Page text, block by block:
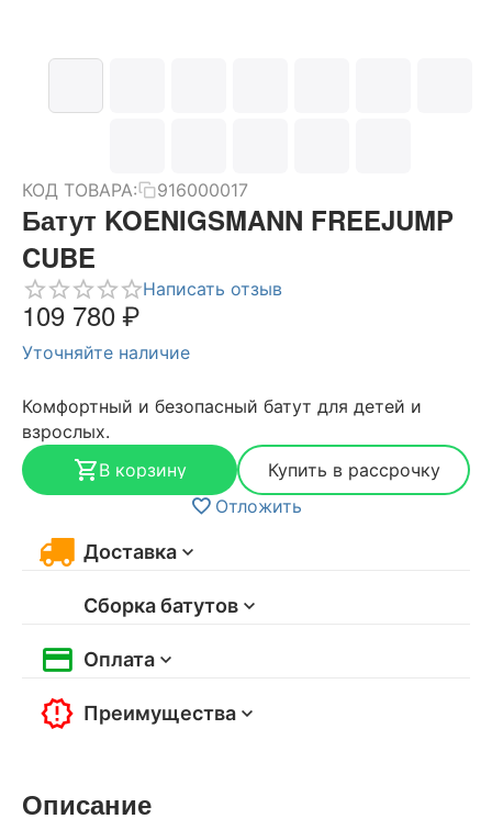
КОД ТОВАРА: 916000017
Батут KOENIGSMANN FREEJUMP
CUBE
Написать отзыв
109 780₽
Уточняйте наличие
Комфортный и безопасный батут для детей и
взрослых.
В корзину
Купить в рассрочку
Отложить
Доставка
Сборка батутов
Оплата
Преимущества
Описание